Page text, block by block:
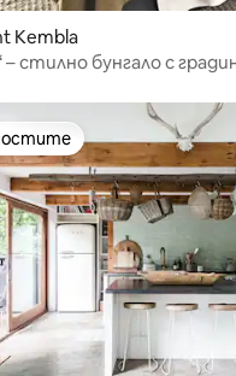
Kembla
– стилно бунгало с